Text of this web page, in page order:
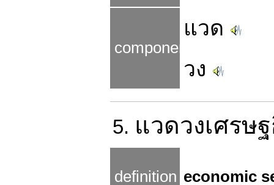
components
แวด
วง
5. แวดวงเศรษ
definition economic